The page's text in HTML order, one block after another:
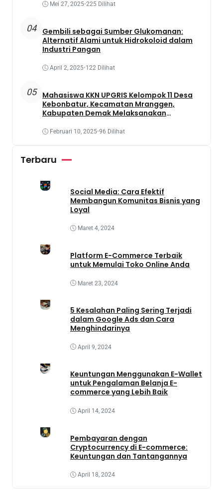
Mei 27, 2025•225 Dilihat
04
Gembili sebagai Sumber Glukomanan:
Alternatif Alami untuk Hidrokoloid dalam
Industri Pangan
April 2, 2025•122 Dilihat
05
Mahasiswa KKN UPGRIS Kelompok 11 Desa
Kebonbatur, Kecamatan Mranggen,
Kabupaten Demak Melaksanakan
Memanfaatkan Lahan Yang Terbengkalai
Februari 10, 2025•96 Dilihat
Terbaru
Social Media: Cara Efektif
Membangun Komunitas Bisnis yang
Loyal
Maret 4, 2024
Platform E-Commerce Terbaik
untuk Memulai Toko Online Anda
Maret 23, 2024
5 Kesalahan Paling Sering Terjadi
dalam Google Ads dan Cara
Menghindarinya
April 9, 2024
Keuntungan Menggunakan E-Wallet
untuk Pengalaman Belanja E-
commerce yang Lebih Baik
April 14, 2024
Pembayaran dengan
Cryptocurrency di E-commerce:
Keuntungan dan Tantangannya
April 18, 2024